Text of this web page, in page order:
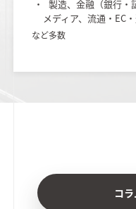
製造、金融（銀行・
メディア、流通・EC
など多数
コ